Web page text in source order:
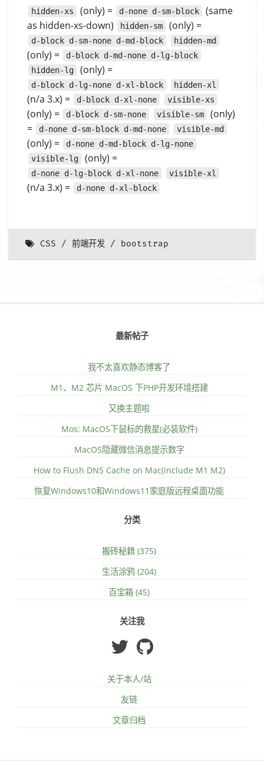
hidden-xs (only) = d-none d-sm-block
(same
as hidden-xs-down)
hidden-sm (only) =
d-block d-sm-none d-md-block hidden-md
(only) =
d-block d-md-none d-lg-block
hidden-lg
(only) =
d-block d-lg-none d-xl-block hidden-xl
(n/a 3.x) = d-block d-xl-none visible-xs
(only) = d-block d-sm-none visible-sm
(only)
=
d-none d-sm-block d-md-none visible-md
(only) =
d-none d-md-block d-lg-none
visible-lg
(only) =
d-none d-lg-block d-xl-none visible-xl
(n/a 3.x) = d-none d-xl-block
CSS 前端开发 bootstrap
最新帖子
我不太喜欢静态博客了
M1、M2 芯片 MacOS 下PHP开发环境搭建
又换主题啦
Mos: MacOS下鼠标的救星(必装软件)
MacOS隐藏微信消息提示数字
How to Flush DNS Cache on Mac(include M1 M2)
恢复Windows10和Windows11家庭版远程桌面功能
分类
搬砖秘籍 (375)
生活涂鸦 (204)
百宝箱 (45)
关注我
关于本人/站
友链
文章归档